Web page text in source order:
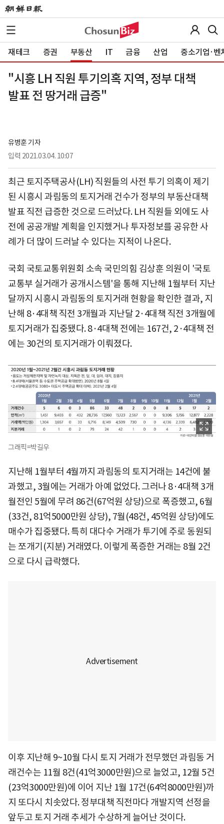
재테크 증권 부동산 IT 금융 산업 중소기업·벤
"시흥 LH 직원 투기의혹 지역, 정부 대책
발표 전 땅거래 급증"
유병훈 기자
입력 2021.03.04. 10:07
최근 토지주택공사(LH) 직원들의 사전 투기 의혹이 제기
된 시흥시 과림동의 토지거래 건수가 정부의 부동산대책
발표 직전 급증한 것으로 드러났다. LH 직원들 외에도 사
전에 공공개발 계획을 인지했거나 투자정보를 공유한 사
례가 더 많이 드러날 수 있다는 지적이 나온다.
국회 국토교통위원회 소속 국민의힘 김상훈 의원이 '국토
교통부 실거래가 공개시스템'을 통해 지난해 1월부터 지난
달까지 시흥시 과림동의 토지거래 현황을 확인한 결과, 지
난해 8·4대책 직전 3개월과 지난달 2·4대책 직전 3개월에
토지거래가 집중됐다. 8·4대책 전에는 167건, 2·4대책 전
에는 30건의 토지거래가 이뤄졌다.
그래픽=박길우
지난해 1월부터 4월까지 과림동의 토지거래는 14건에 불
과했고, 3월에는 거래가 아예 없었다. 그러나 8·4대책 3개
월전인 5월에 무려 86건(67억원 상당)으로 폭증했고, 6월
(33건, 81억5000만원 상당), 7월(48건, 45억원 상당)에도
매수가 집중됐다. 특히 대다수 거래가 투기에 주로 동원되
는 쪼개기(지분) 거래였다. 이렇게 폭증한 거래는 8월 2건
으로 다시 급락했다.
이후 지난해 9~10월 다시 토지 거래가 전무했던 과림동 거
래건수는 11월 8건(41억3000만원)으로 늘었고, 12월 5건
(23억3000만원)에 이어 지난 1월 17건(64억8000만원)까
지 또다시 치솟았다. 정부대책 직전마다 개발지역 선정을
앞두고 토지 거래 추세가 수상하게 늘어난 것이다.